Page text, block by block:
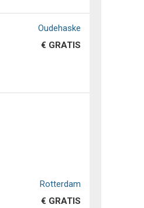
Oudehaske
€ GRATIS
Rotterdam
€ GRATIS